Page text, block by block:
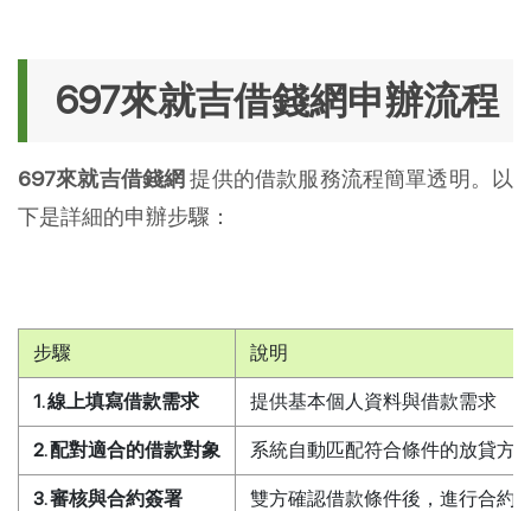
697來就吉借錢網申辦流程
697來就吉借錢網提供的借款服務流程簡單透明。以
下是詳細的申辦步驟：
步驟 說明
1. 線上填寫借款需求 提供基本個人資料與借款需求
2. 配對適合的借款對象 系統自動匹配符合條件的放貸方
3. 審核與合約簽署 雙方確認借款條件後，進行合約